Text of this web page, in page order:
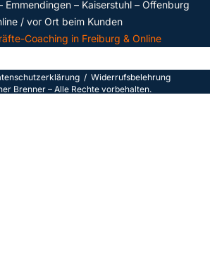
Emmendingen – Kaiserstuhl – Offenburg
/ vor Ort beim Kunden
Coaching in Freiburg & Online
g / Widerrufsbelehrung
Brenner – Alle Rechte vorbehalten.